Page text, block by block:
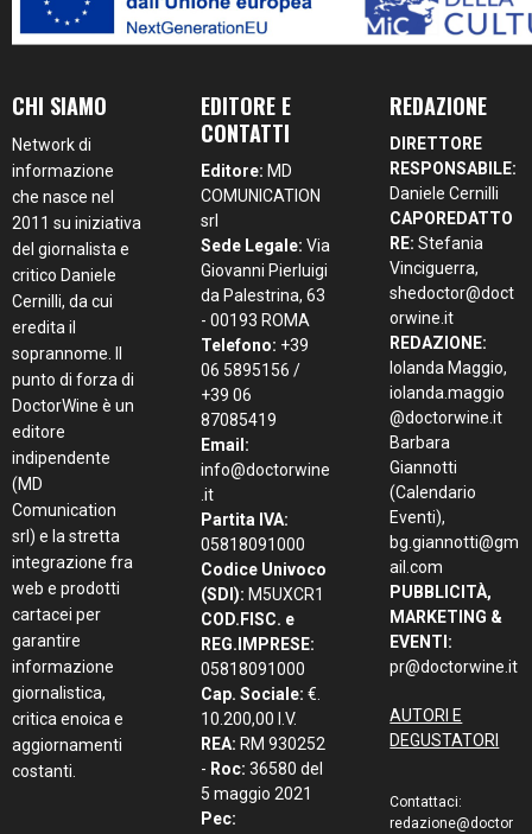
CHI SIAMO
Network di
informazione
che nasce nel
2011 su iniziativa
del giornalista e
critico Daniele
Cernilli, da cui
eredita il
soprannome. Il
punto di forza di
DoctorWine è un
editore
indipendente
(MD
Comunication
srl) e la stretta
integrazione fra
web e prodotti
cartacei per
garantire
informazione
giornalistica,
critica enoica e
aggiornamenti
costanti.
EDITORE E
CONTATTI
Editore: MD
COMUNICATION
srl
Sede Legale: Via
Giovanni Pierluigi
da Palestrina, 63
- 00193 ROMA
Telefono: +39
06 5895156 /
+39 06
87085419
Email:
info@doctorwine
.it
Partita IVA:
05818091000
Codice Univoco
(SDI): M5UXCR1
COD.FISC. e
REG.IMPRESE:
05818091000
Cap. Sociale: €.
10.200,00 I.V.
REA: RM 930252
- Roc: 36580 del
5 maggio 2021
Pec:
REDAZIONE
DIRETTORE
RESPONSABILE:
Daniele Cernilli
CAPOREDATTO
RE: Stefania
Vinciguerra,
shedoctor@doct
orwine.it
REDAZIONE:
Iolanda Maggio,
iolanda.maggio
@doctorwine.it
Barbara
Giannotti
(Calendario
Eventi),
bg.giannotti@gm
ail.com
PUBBLICITÀ,
MARKETING &
EVENTI:
pr@doctorwine.it
AUTORI E
DEGUSTATORI
Contattaci:
redazione@doctor